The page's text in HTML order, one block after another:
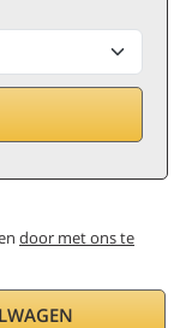
door met ons te